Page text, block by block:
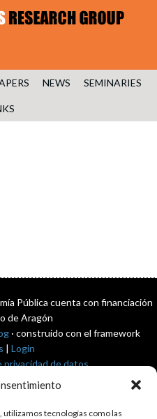
tecnologías como las
NEWS SEMINARIES
Pública cuenta con financiación
de Aragón
· construido con el framework
| Login
privacidad de datos
pública
Genesis Framework